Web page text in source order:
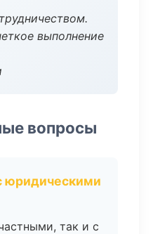
выполнение
вопросы
юридическими
так и с